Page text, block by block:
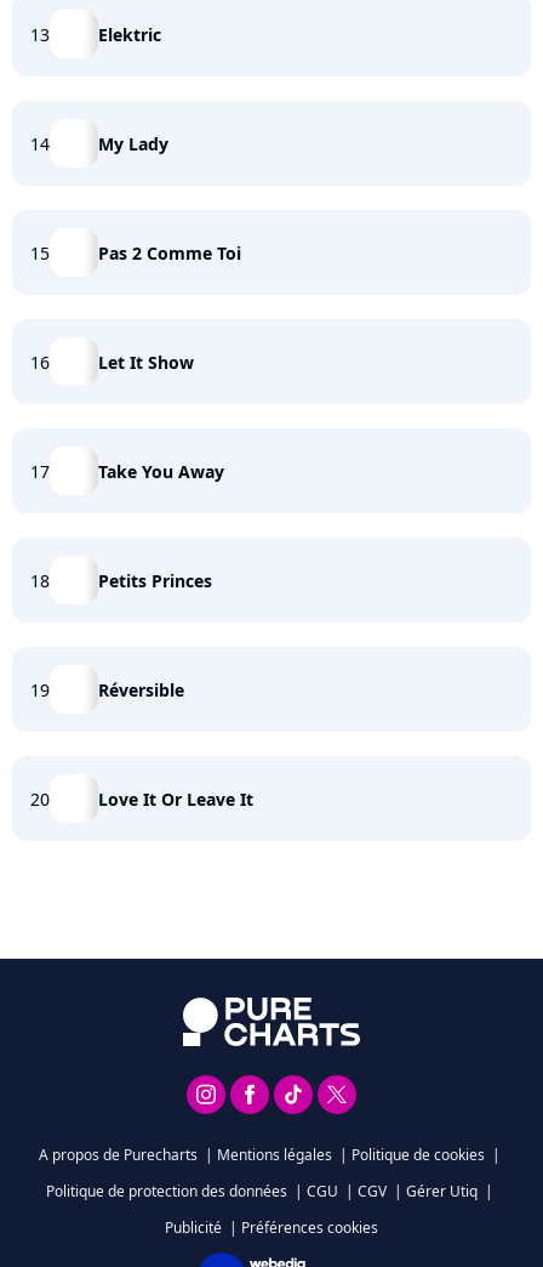
13 Elektric
14 My Lady
15 Pas 2 Comme Toi
16 Let It Show
17 Take You Away
18 Petits Princes
19 Réversible
20 Love It Or Leave It
A propos de Purecharts | Mentions légales | Politique de cookies |
Politique de protection des données | CGU | CGV | Gérer Utiq |
Publicité | Préférences cookies